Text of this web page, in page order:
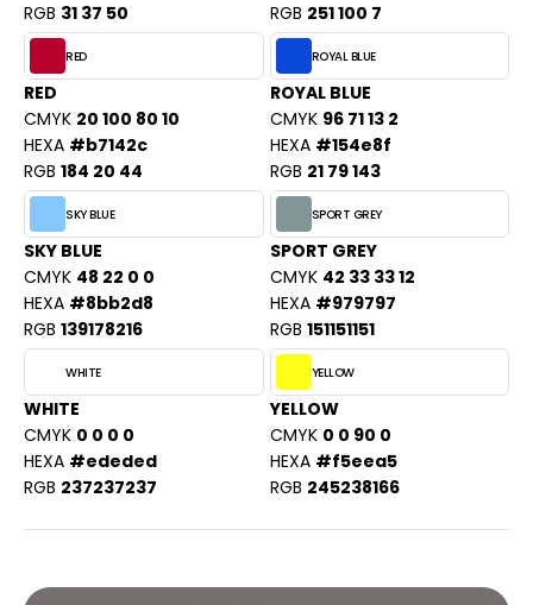
DUICK
LEWIS
ATHLETIC®
ATHLETIC® COLLECTION
CLOTHING
RGB 31 37 50
RGB 251 100 7
RED
RED
CMYK 20 100 80 10
HEXA #b7142c
RGB 184 20 44
ROYAL BLUE
ROYAL BLUE
CMYK 96 71 13 2
HEXA #154e8f
RGB 21 79 143
SKY BLUE
SKY BLUE
CMYK 48 22 0 0
HEXA #8bb2d8
RGB 139178216
SPORT GREY
SPORT GREY
CMYK 42 33 33 12
HEXA #979797
RGB 151151151
WHITE
WHITE
CMYK 0 0 0 0
HEXA #ededed
RGB 237237237
YELLOW
YELLOW
CMYK 0 0 90 0
HEXA #f5eea5
RGB 245238166